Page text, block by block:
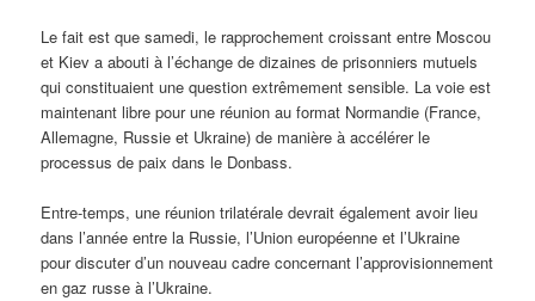
Le fait est que samedi, le rapprochement croissant entre Moscou
et Kiev a abouti à l’échange de dizaines de prisonniers mutuels
qui constituaient une question extrêmement sensible. La voie est
maintenant libre pour une réunion au format Normandie (France,
Allemagne, Russie et Ukraine) de manière à accélérer le
processus de paix dans le Donbass.
Entre-temps, une réunion trilatérale devrait également avoir lieu
dans l’année entre la Russie, l’Union européenne et l’Ukraine
pour discuter d’un nouveau cadre concernant l’approvisionnement
en gaz russe à l’Ukraine.